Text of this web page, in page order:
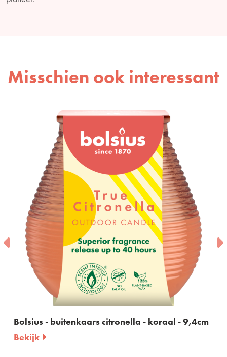
Misschien ook interessant
Bolsius - buitenkaars citronella - koraal - 9,4cm
Bekijk